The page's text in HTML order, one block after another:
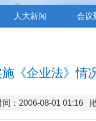
人大新闻 会议
《企业法》情
间：2006-08-01 01:16 [